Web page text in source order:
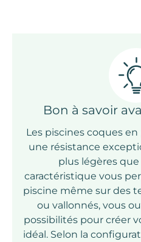
Bon à savoir
Les piscines coquesen
une résistance
plus légères
caractéristique vous
piscine même sur des
ou vallonnés, vous
possibilités pour créer
idéal. Selon la